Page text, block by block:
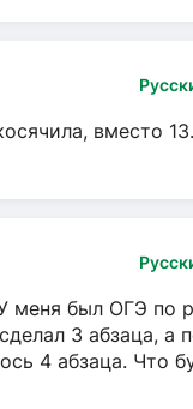
вместо
меня был ОГЭ по
3 абзаца, а
4 абзаца. Что